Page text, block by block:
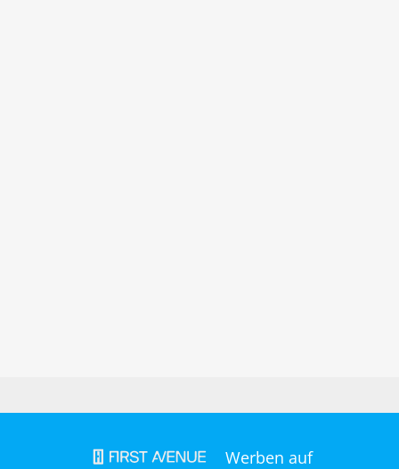
Werben auf